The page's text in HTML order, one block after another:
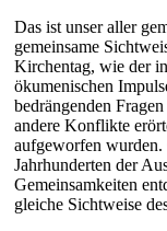
Das ist unser aller
gemeinsame
Kirchentag, wie der
ökumenischen
bedrängenden
andere Konflikte
aufgeworfen wurden.
Jahrhunderten der
Gemeinsamkeiten
gleiche Sichtweise